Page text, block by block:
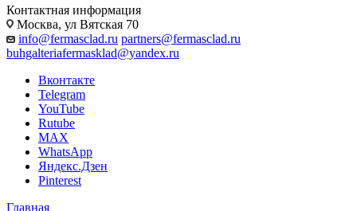
Контактная информация
Москва, ул Вятская 70
info@fermasclad.ru partners@fermasclad.ru
buhgalteriafermasklad@yandex.ru
Вконтакте
Telegram
YouTube
Rutube
MAX
WhatsApp
Яндекс.Дзен
Pinterest
Главная